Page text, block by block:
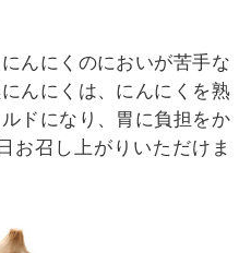
んにくのにおいが苦手な
んにくは、にんにくを熟
ドになり、胃に負担をか
お召し上がりいただけま